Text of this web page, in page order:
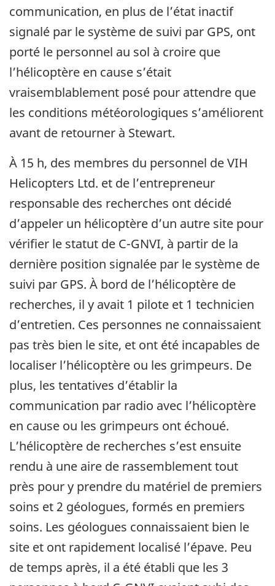
communication, en plus de l’état inactif
signalé par le système de suivi par GPS, ont
porté le personnel au sol à croire que
l’hélicoptère en cause s’était
vraisemblablement posé pour attendre que
les conditions météorologiques s’améliorent
avant de retourner à Stewart.
À 15 h, des membres du personnel de VIH
Helicopters Ltd. et de l’entrepreneur
responsable des recherches ont décidé
d’appeler un hélicoptère d’un autre site pour
vérifier le statut de C-GNVI, à partir de la
dernière position signalée par le système de
suivi par GPS. À bord de l’hélicoptère de
recherches, il y avait 1 pilote et 1 technicien
d’entretien. Ces personnes ne connaissaient
pas très bien le site, et ont été incapables de
localiser l’hélicoptère ou les grimpeurs. De
plus, les tentatives d’établir la
communication par radio avec l’hélicoptère
en cause ou les grimpeurs ont échoué.
L’hélicoptère de recherches s’est ensuite
rendu à une aire de rassemblement tout
près pour y prendre du matériel de premiers
soins et 2 géologues, formés en premiers
soins. Les géologues connaissaient bien le
site et ont rapidement localisé l’épave. Peu
de temps après, il a été établi que les 3